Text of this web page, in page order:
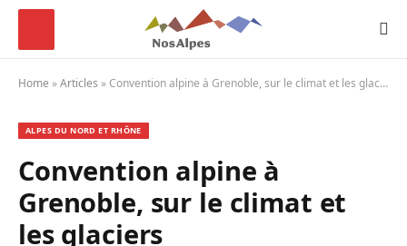
Home »Articles »Convention alpine à Grenoble, sur le climat et les glaciers
ALPES DU NORD ET RHÔNE
Convention alpine à
Grenoble, sur le climat et
les glaciers